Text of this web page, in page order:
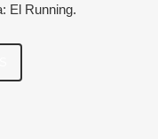
El Running.